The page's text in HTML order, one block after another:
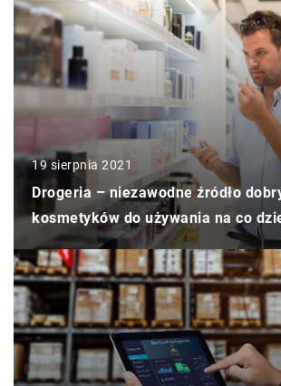
19 sierpnia 2021
Drogeria – niezawodne źródło
kosmetyków do używania na co